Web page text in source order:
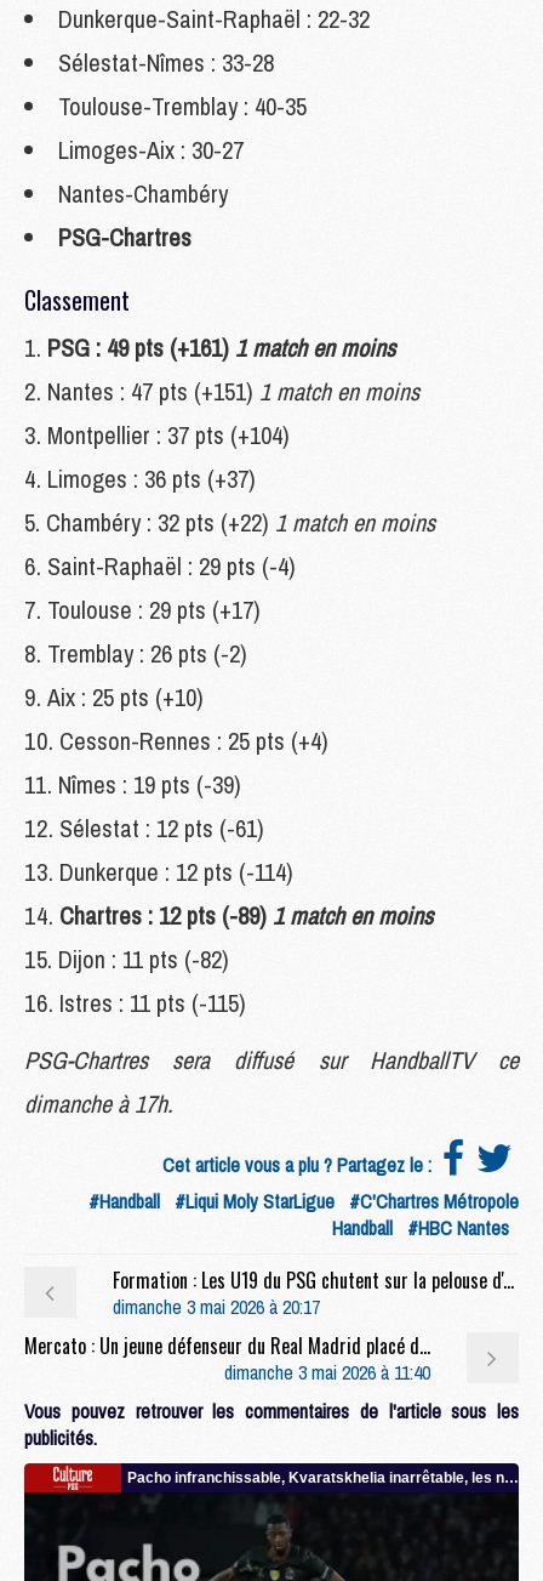
Dunkerque-Saint-Raphaël : 22-32
Sélestat-Nîmes : 33-28
Toulouse-Tremblay : 40-35
Limoges-Aix : 30-27
Nantes-Chambéry
PSG-Chartres
Classement
PSG : 49 pts (+161) 1 match en moins
Nantes : 47 pts (+151) 1 match en moins
Montpellier : 37 pts (+104)
Limoges : 36 pts (+37)
Chambéry : 32 pts (+22) 1 match en moins
Saint-Raphaël : 29 pts (-4)
Toulouse : 29 pts (+17)
Tremblay : 26 pts (-2)
Aix : 25 pts (+10)
Cesson-Rennes : 25 pts (+4)
Nîmes : 19 pts (-39)
Sélestat : 12 pts (-61)
Dunkerque : 12 pts (-114)
Chartres : 12 pts (-89) 1 match en moins
Dijon : 11 pts (-82)
Istres : 11 pts (-115)
PSG-Chartres sera diffusé sur HandballTV ce
dimanche à 17h.
Cet article vous a plu ? Partagez le :
#Handball #Liqui Moly StarLigue #C'Chartres Métropole
Handball #HBC Nantes
Formation : Les U19 du PSG chutent sur la pelouse d'Amiens
dimanche 3 mai 2026 à 20:17
Mercato : Un jeune défenseur du Real Madrid placé dans le viseur du PSG
dimanche 3 mai 2026 à 11:40
Vous pouvez retrouver les commentaires de l'article sous les
publicités.